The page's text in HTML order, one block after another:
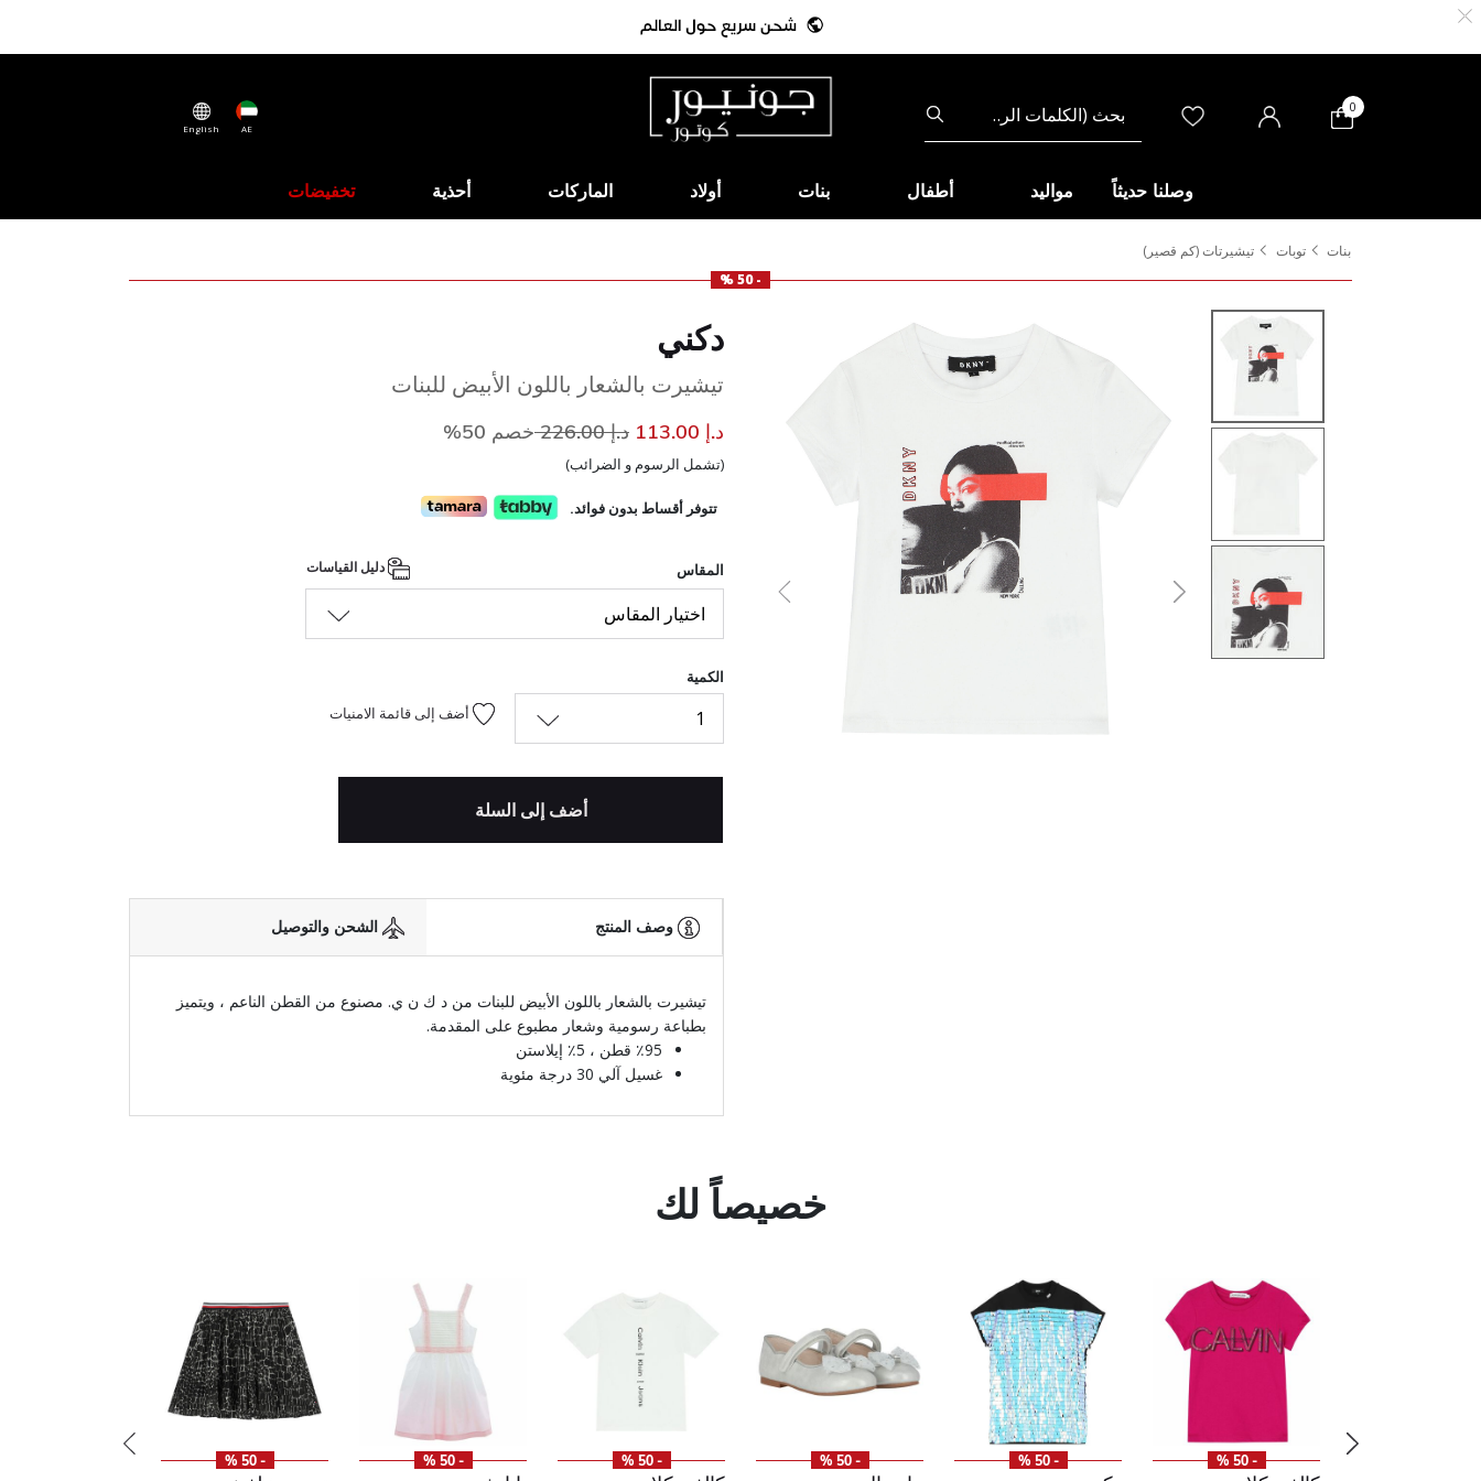
AE
English
0
وصلنا حديثاً مواليد أطفال بنات أولاد الماركات أحذية تخفيضات
بنات توبات
تيشيرتات (كم قصير)
- 50 %
السابق
دكني
تيشيرت بالشعار باللون الأبيض للبنات
د.إ 113.00 سعر مخفض مند.إ 226.00 إلى
خصم 50%
(تشمل الرسوم و الضرائب)
تتوفر أقساط بدون فوائد.
المقاس
اختيار المقاس
الكمية
1 أضف إلى قائمة الامنيات
أضف إلى السلة
وصف المنتج الشحن والتوصيل
تيشيرت بالشعار باللون الأبيض للبنات من د ك ن ي. مصنوع من القطن الناعم ، ويتميز
بطباعة رسومية وشعار مطبوع على المقدمة.
٪95 قطن ، 5٪ إيلاستن
غسيل آلي 30 درجة مئوية
خصيصاً لك
- 50 %
- 50 %
- 50 %
- 50 %
- 50 %
- 50 %